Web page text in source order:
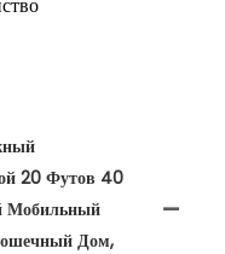
20 Футов 40
Мобильный
Дом,